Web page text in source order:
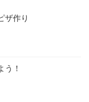
ザ作り
う！